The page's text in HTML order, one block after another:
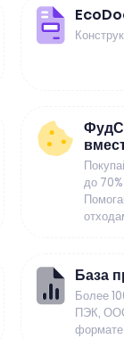
до
База
Более
ПЭК,
формате